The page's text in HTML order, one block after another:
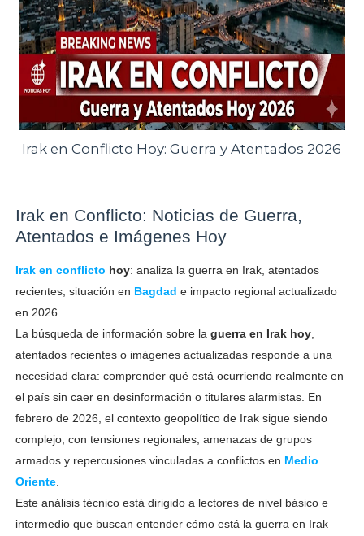
Irak en Conflicto Hoy: Guerra y Atentados 2026
Irak en Conflicto: Noticias de Guerra,
Atentados e Imágenes Hoy
Irak en conflicto hoy: analiza la guerra en Irak, atentados
recientes, situación en Bagdad e impacto regional actualizado
en 2026.
La búsqueda de información sobre la guerra en Irak hoy,
atentados recientes o imágenes actualizadas responde a una
necesidad clara: comprender qué está ocurriendo realmente en
el país sin caer en desinformación o titulares alarmistas. En
febrero de 2026, el contexto geopolítico de Irak sigue siendo
complejo, con tensiones regionales, amenazas de grupos
armados y repercusiones vinculadas a conflictos en Medio
Oriente.
Este análisis técnico está dirigido a lectores de nivel básico e
intermedio que buscan entender cómo está la guerra en Irak